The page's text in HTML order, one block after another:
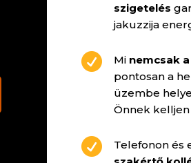
szigetelés
jakuzzija
 Mi nemcsak
pontosan a
üzembe
Önnek kelljen
 Telefonon és